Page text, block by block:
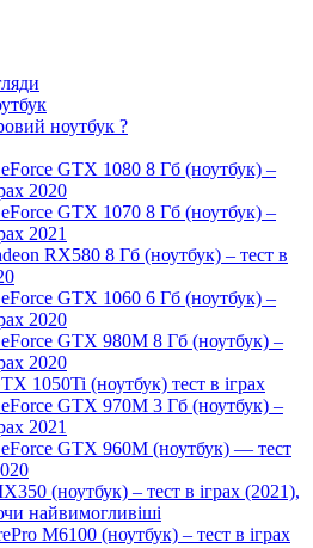
ноутбук ?
GTX 1080 8 Гб (ноутбук) –
2020
GTX 1070 8 Гб (ноутбук) –
2021
RX580 8 Гб (ноутбук) – тест в
GTX 1060 6 Гб (ноутбук) –
2020
GTX 980M 8 Гб (ноутбук) –
2020
1050Ti (ноутбук) тест в іграх
GTX 970M 3 Гб (ноутбук) –
2021
GTX 960M (ноутбук) — тест
(ноутбук) – тест в іграх (2021),
найвимогливіші
M6100 (ноутбук) – тест в іграх